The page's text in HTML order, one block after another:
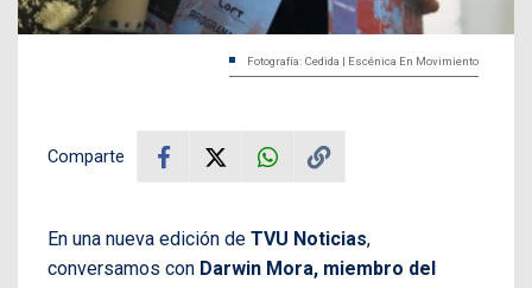
Fotografía: Cedida | Escénica En Movimiento
Comparte
En una nueva edición de TVU Noticias,
conversamos con Darwin Mora, miembro del